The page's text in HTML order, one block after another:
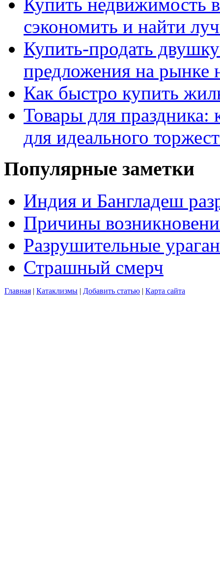
сэкономить и найти
Купить-продать
предложения на рынке
Как быстро купить
Товары для праздника:
для идеального
Популярные заметки
Индия и Бангладеш
Причины
Разрушительные
Страшный смерч
Главная | Катаклизмы | Добавить статью | Карта сайта